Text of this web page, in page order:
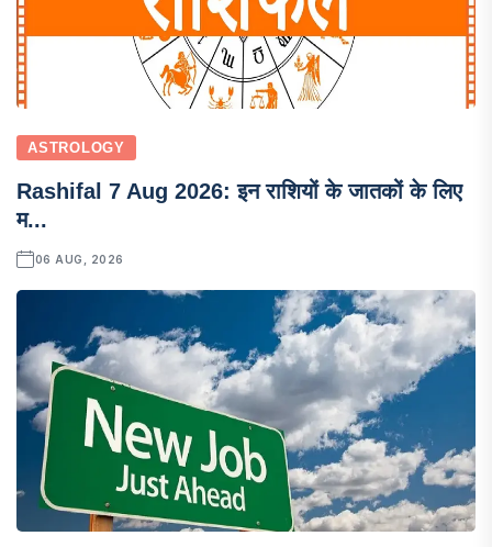
ASTROLOGY
Rashifal 7 Aug 2026: इन राशियों के जातकों के लिए
म...
06 AUG, 2026